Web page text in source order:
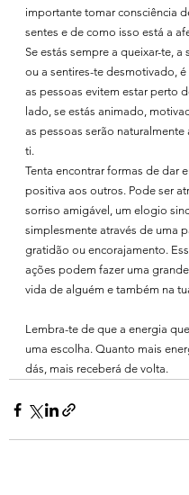
importante tomar consciência
sentes e de como isso está a
Se estás sempre a queixar-te, a
ou a sentires-te desmotivado,
as pessoas evitem estar perto
lado, se estás animado,
as pessoas serão naturalmente
ti.
Tenta encontrar formas de dar
positiva aos outros. Pode ser
sorriso amigável, um elogio
simplesmente através de uma
gratidão ou encorajamento.
ações podem fazer uma
vida de alguém e também na
Lembra-te de que a energia
uma escolha. Quanto mais
dás, mais receberá de volta.